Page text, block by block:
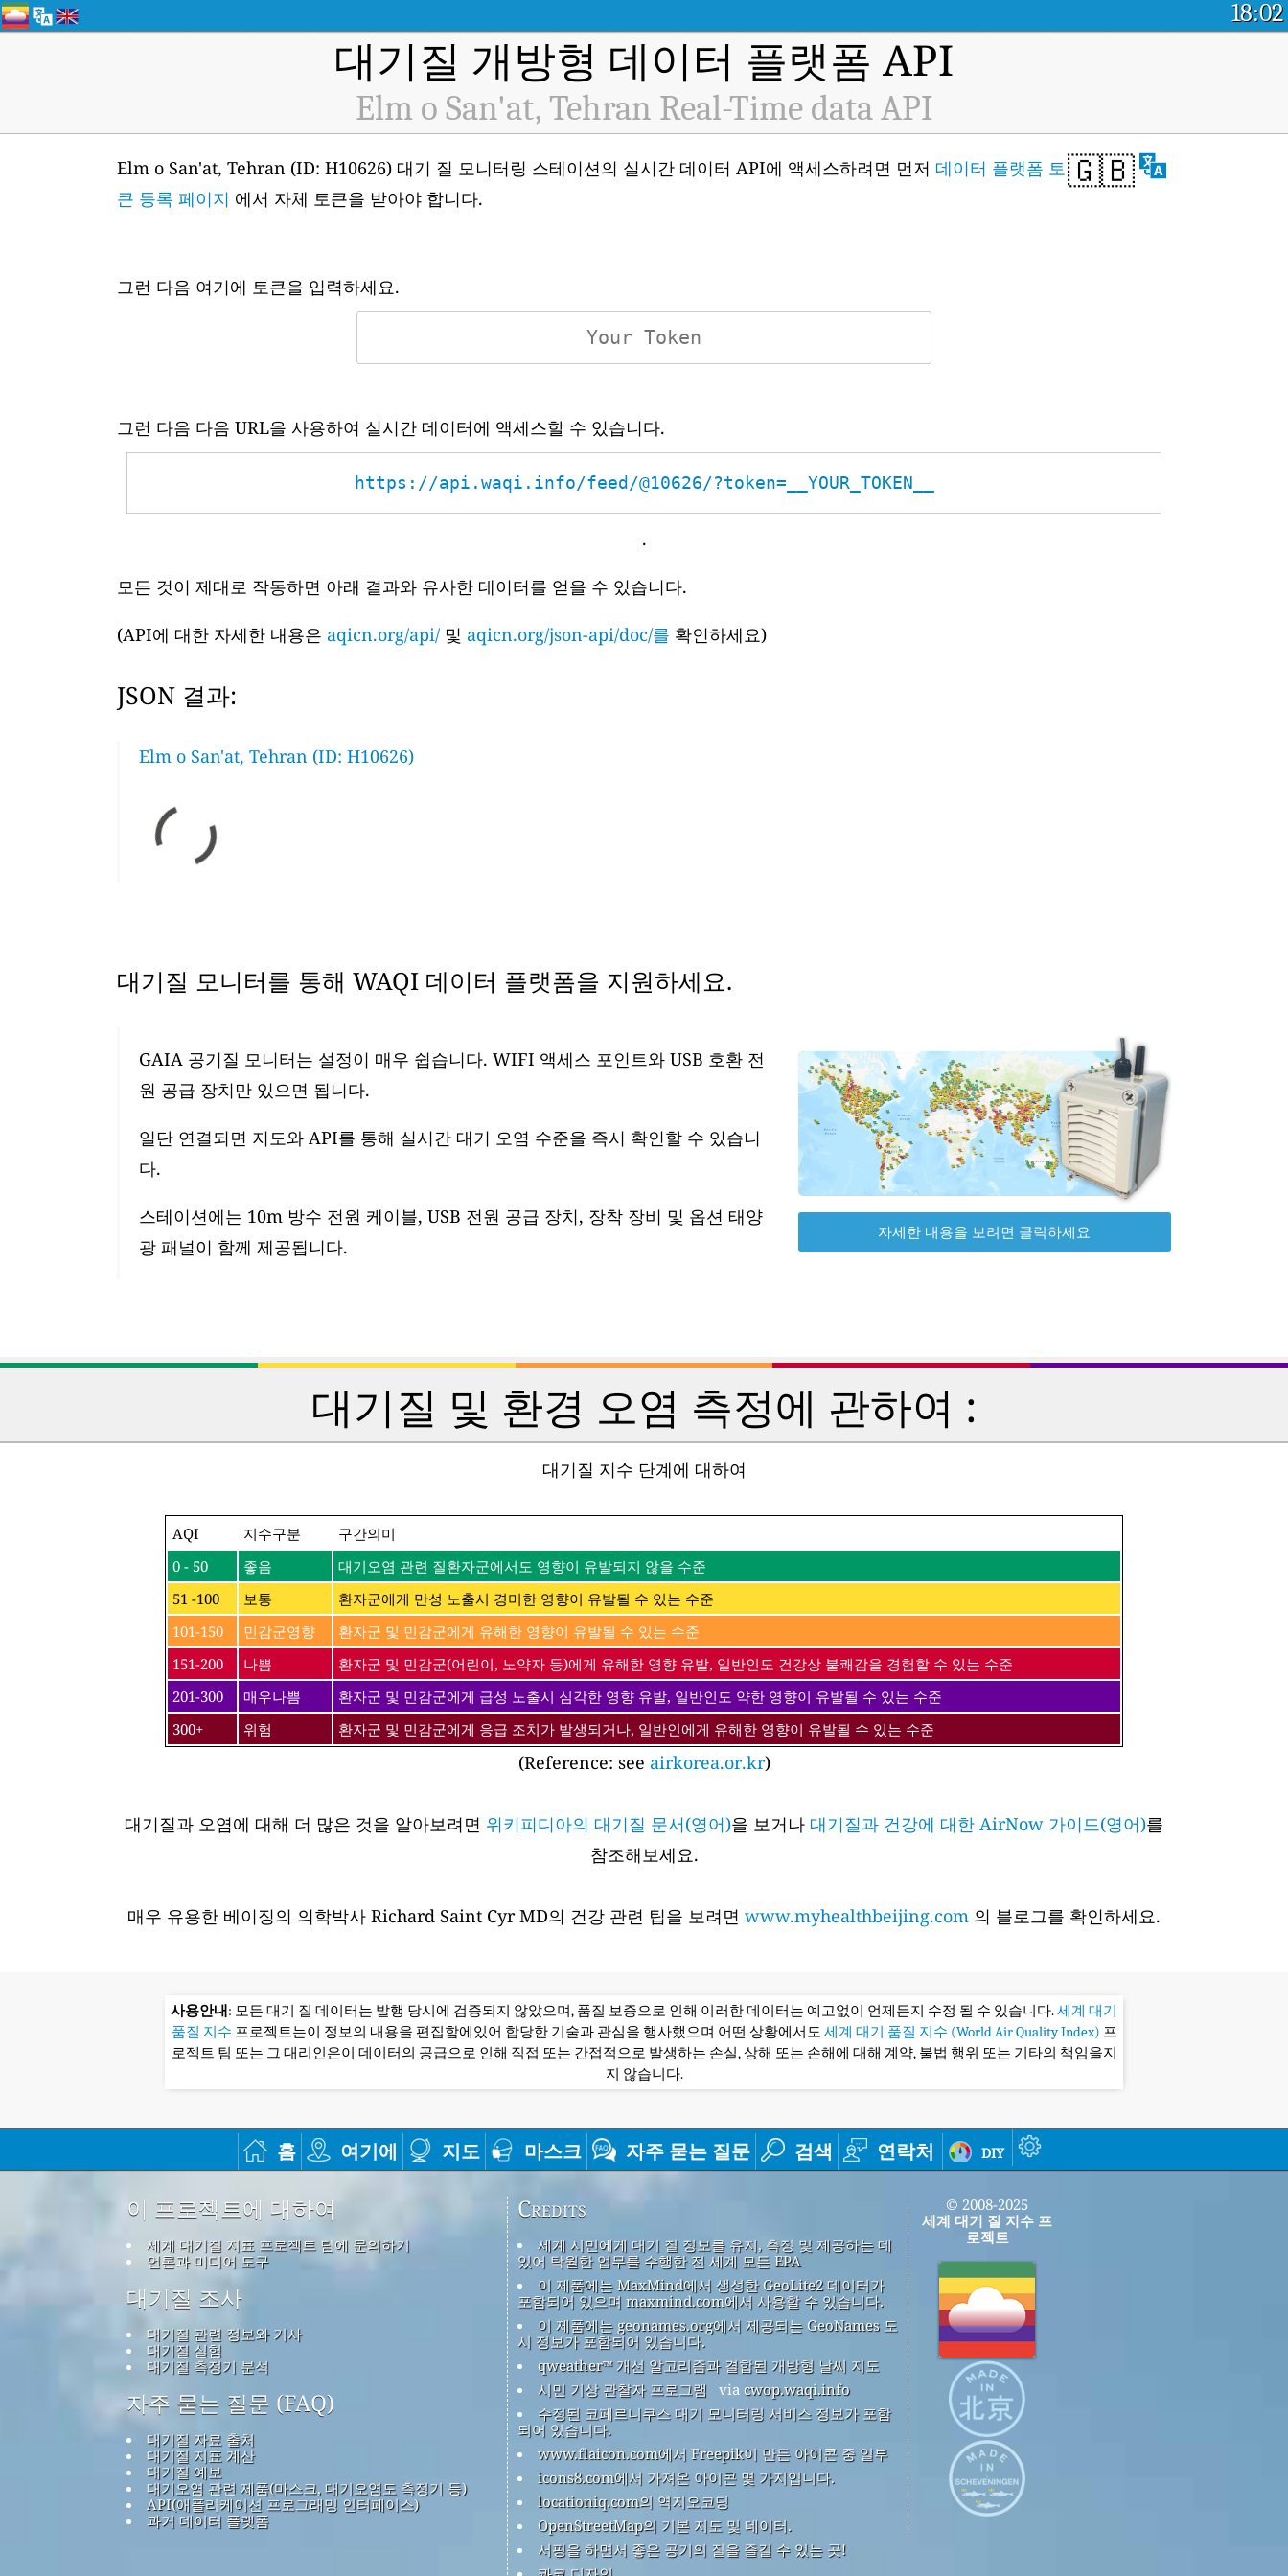
18:02
대기질 개방형 데이터 플랫폼 API
Elm o San'at, Tehran Real-Time data API
🇬🇧
Elm o San'at, Tehran (ID: H10626) 대기 질 모니터링 스테이션의 실시간 데이터 API에 액세스하려면 먼저 데이터 플랫폼 토
큰 등록 페이지 에서 자체 토큰을 받아야 합니다.
그런 다음 여기에 토큰을 입력하세요.
그런 다음 다음 URL을 사용하여 실시간 데이터에 액세스할 수 있습니다.
https://api.waqi.info/feed/@10626/?token=__YOUR_TOKEN__
.
모든 것이 제대로 작동하면 아래 결과와 유사한 데이터를 얻을 수 있습니다.
(API에 대한 자세한 내용은 aqicn.org/api/ 및 aqicn.org/json-api/doc/를 확인하세요)
JSON 결과:
Elm o San'at, Tehran (ID: H10626)
대기질 모니터를 통해 WAQI 데이터 플랫폼을 지원하세요.
GAIA 공기질 모니터는 설정이 매우 쉽습니다. WIFI 액세스 포인트와 USB 호환 전
원 공급 장치만 있으면 됩니다.
일단 연결되면 지도와 API를 통해 실시간 대기 오염 수준을 즉시 확인할 수 있습니
다.
스테이션에는 10m 방수 전원 케이블, USB 전원 공급 장치, 장착 장비 및 옵션 태양
광 패널이 함께 제공됩니다.
자세한 내용을 보려면 클릭하세요
대기질 및 환경 오염 측정에 관하여 :
대기질 지수 단계에 대하여
AQI 지수구분
구간의미
0 - 50
좋음
대기오염 관련 질환자군에서도 영향이 유발되지 않을 수준
51 -100
보통
환자군에게 만성 노출시 경미한 영향이 유발될 수 있는 수준
101-150
민감군영향
환자군 및 민감군에게 유해한 영향이 유발될 수 있는 수준
151-200
나쁨
환자군 및 민감군(어린이, 노약자 등)에게 유해한 영향 유발, 일반인도 건강상 불쾌감을 경험할 수 있는 수준
201-300
매우나쁨
환자군 및 민감군에게 급성 노출시 심각한 영향 유발, 일반인도 약한 영향이 유발될 수 있는 수준
300+
위험 환자군 및 민감군에게 응급 조치가 발생되거나, 일반인에게 유해한 영향이 유발될 수 있는 수준
(Reference: see airkorea.or.kr)
대기질과 오염에 대해 더 많은 것을 알아보려면 위키피디아의 대기질 문서(영어)을 보거나 대기질과 건강에 대한 AirNow 가이드(영어)를
참조해보세요.
매우 유용한 베이징의 의학박사 Richard Saint Cyr MD의 건강 관련 팁을 보려면 www.myhealthbeijing.com 의 블로그를 확인하세요.
사용안내: 모든 대기 질 데이터는 발행 당시에 검증되지 않았으며, 품질 보증으로 인해 이러한 데이터는 예고없이 언제든지 수정 될 수 있습니다.세계 대기
품질 지수 프로젝트는이 정보의 내용을 편집함에있어 합당한 기술과 관심을 행사했으며 어떤 상황에서도 세계 대기 품질 지수 (World Air Quality Index) 프
로젝트 팀 또는 그 대리인은이 데이터의 공급으로 인해 직접 또는 간접적으로 발생하는 손실, 상해 또는 손해에 대해 계약, 불법 행위 또는 기타의 책임을지
지 않습니다.
홈 여기에 지도 마스크 자주 묻는 질문 검색 연락처 diy
이 프로젝트에 대하여
세계 대기질 지표 프로젝트 팀에 문의하기
언론과 미디어 도구
대기질 조사
대기질 관련 정보와 기사
대기질 실험
대기질 측정기 분석
자주 묻는 질문 (FAQ)
대기질 자료 출처
대기질 지표 계산
대기질 예보
대기오염 관련 제품(마스크, 대기오염도 측정기 등)
API(애플리케이션 프로그래밍 인터페이스)
과거 데이터 플랫폼
Credits
세계 시민에게 대기 질 정보를 유지, 측정 및 제공하는 데
있어 탁월한 업무를 수행한 전 세계 모든 EPA
이 제품에는 MaxMind에서 생성한 GeoLite2 데이터가
포함되어 있으며 maxmind.com에서 사용할 수 있습니다.
이 제품에는 geonames.org에서 제공되는 GeoNames 도
시 정보가 포함되어 있습니다.
qweather™ 개선 알고리즘과 결합된 개방형 날씨 지도
시민 기상 관찰자 프로그램
via cwop.waqi.info
수정된 코페르니쿠스 대기 모니터링 서비스 정보가 포함
되어 있습니다.
www.flaicon.com에서 Freepik이 만든 아이콘 중 일부
icons8.com에서 가져온 아이콘 몇 가지입니다.
locationiq.com의 역지오코딩
OpenStreetMap의 기본 지도 및 데이터.
서핑을 하면서 좋은 공기의 질을 즐길 수 있는 곳!
© 2008-2025
세계 대기 질 지수 프
로젝트